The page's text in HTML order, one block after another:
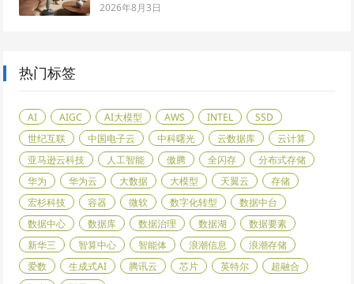
2026年8月3日
热门标签
AI AIGC AI大模型 AWS INTEL
SSD
世纪互联
中国电子云 中科曙光 云数据库
云计算
亚马逊云科技
人工智能 傲腾 全闪存
分布式存储
华为
华为云 大数据 大模型 天翼云
存储
宏杉科技
容器 微软 数字化转型
数据中台
数据中心
数据库 数据治理 数据湖
数据要素
新华三
智算中心 智能体 浪潮信息
浪潮存储
爱数
生成式AI 腾讯云 芯片 英特尔
超融合